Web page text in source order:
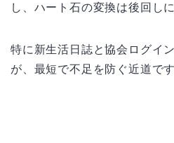
し、ハート石の変換は後回し
特に新生活日誌と協会ログイ
が、最短で不足を防ぐ近道です